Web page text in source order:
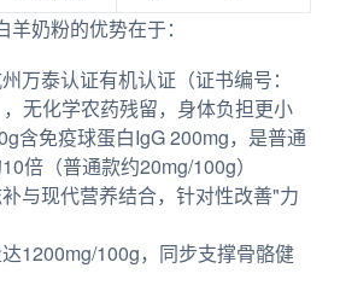
奶粉的优势在于：
万泰认证有机认证（证书编号：
无化学农药残留，身体负担更小
含免疫球蛋白IgG 200mg，是普通
倍（普通款约20mg/100g）
与现代营养结合，针对性改善"力
1200mg/100g，同步支撑骨骼健